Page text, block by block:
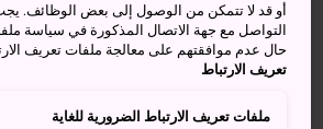
جلس الكثيرون على مر القرون تحت أشجار
حديقة سوميدا للاحتفال بوصول الربيع.
هذا الموسم، فافعل الأمر نفسه واستمتع
سكاي-تري
أو قد لا تتمكن من الوصول إلى بعض الوظائف.
التواصل مع جهة الاتصال المذكورة في سياسة
حال عدم موافقتهم على معالجة ملفات تعريف
تعريف الارتباط
ملفات تعريف الارتباط الضرورية للغاية